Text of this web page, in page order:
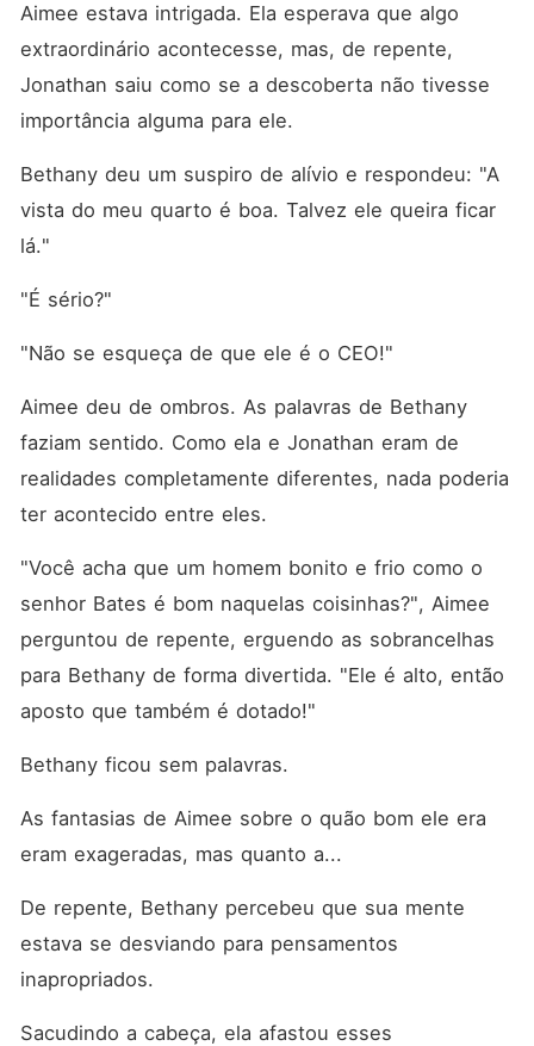
Aimee estava intrigada. Ela esperava que algo
extraordinário acontecesse, mas, de repente,
Jonathan saiu como se a descoberta não tivesse
importância alguma para ele.
Bethany deu um suspiro de alívio e respondeu: "A
vista do meu quarto é boa. Talvez ele queira ficar
lá."
"É sério?"
"Não se esqueça de que ele é o CEO!"
Aimee deu de ombros. As palavras de Bethany
faziam sentido. Como ela e Jonathan eram de
realidades completamente diferentes, nada poderia
ter acontecido entre eles.
"Você acha que um homem bonito e frio como o
senhor Bates é bom naquelas coisinhas?", Aimee
perguntou de repente, erguendo as sobrancelhas
para Bethany de forma divertida. "Ele é alto, então
aposto que também é dotado!"
Bethany ficou sem palavras.
As fantasias de Aimee sobre o quão bom ele era
eram exageradas, mas quanto a...
De repente, Bethany percebeu que sua mente
estava se desviando para pensamentos
inapropriados.
Sacudindo a cabeça, ela afastou esses